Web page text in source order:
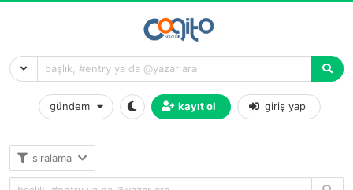
gündem kayıt ol giriş yap
sıralama